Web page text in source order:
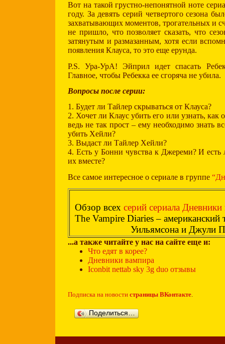
Вот на такой грустно-непонятной ноте
году. За девять серий четвертого сезона
захватывающих моментов, трогательных и
не пришло, что позволяет сказать, что
затянутым и размазанным, хотя если
появления Клауса, то это еще ерунда.
P.S. Ура-УрА! Эйприл идет спасать
Главное, чтобы Ребекка ее сгоряча не убила.
Вопросы после серии:
1. Будет ли Тайлер скрываться от Клауса?
2. Хочет ли Клаус убить его или узнать, как
ведь не так прост – ему необходимо знать
убить Хейли?
3. Выдаст ли Тайлер Хейли?
4. Есть у Бонни чувства к Джереми? И есть
их вместе?
Все самое интересное о сериале в группе
Обзор всех серий сериала
The Vampire Diaries – американский
Уильямсона и Джули
...а также читайте у нас на сайте еще и:
Что едят в корее?
Дневники вампира
Iconbit nettab sky 3g duo отзывы
Подписка на новости страницы ВКонтакте
Поделиться…